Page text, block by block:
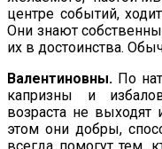
центре событий,
Они знают
их в достоинства.
Валентиновны. По
кап­ризны и
возраста не
этом они добры,